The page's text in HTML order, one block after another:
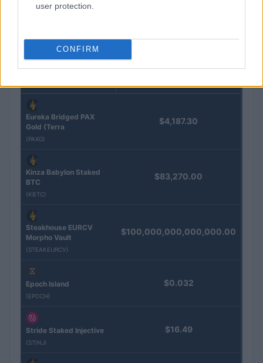
user protection.
CONFIRM
Edoardo Vitali · 8 Ago 2026
QUOTAZIONI CRYPTO
Eureka Bridged PAX
Gold (Terra
(PAXG)
$4,187.30
Kinza Babylon Staked
BTC
(KBTC)
$83,270.00
Steakhouse EURCV
Morpho Vault
(STEAKEURCV)
$100,000,000,000,000.00
Epoch Island
(EPOCH)
$0.032
Stride Staked Injective
(STINJ)
$16.49